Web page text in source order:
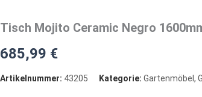
Tisch Mojito Ceramic Negro
685,99 €
Artikelnummer: 43205 Kategorie: Gartenmöbel ,